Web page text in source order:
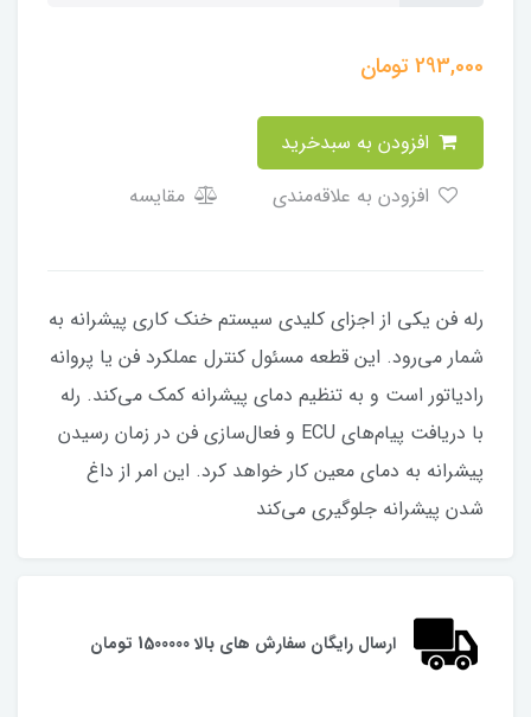
293,000تومان
مقایسه
رله فن يکي از اجزاي کليدي سيستم خنک کاري پيشرانه به
شمار مي‌رود. اين قطعه مسئول کنترل عملکرد فن يا پروانه
رادياتور است و به تنظيم دماي پيشرانه کمک مي‌کند. رله
با دريافت پيام‌هاي ECU و فعال‌سازي فن در زمان رسيدن
پيشرانه به دماي معين کار خواهد کرد. اين امر از داغ
شدن پيشرانه جلوگيري مي‌کند
ارسال رایگان سفارش های بالا 1500000 تومان